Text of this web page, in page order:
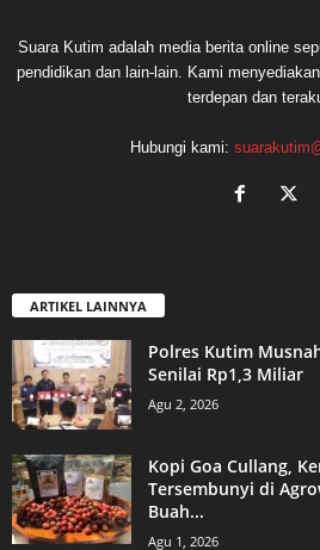
Suara Kutim adalah media berita online
pendidikan dan lain-lain. Kami
terdepan dan
Hubungi kami:
ARTIKEL LAINNYA
Polres Kutim
Senilai Rp1,3 Miliar
Agu 2, 2026
Kopi Goa Cullang,
Tersembunyi di
Buah...
Agu 1, 2026